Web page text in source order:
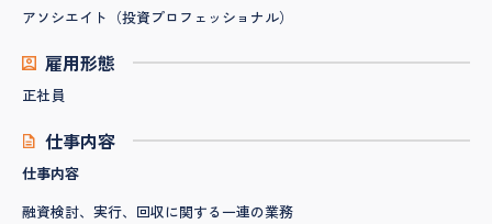
アソシエイト（投資プロフェッショナル）
雇用形態
正社員
仕事内容
仕事内容
融資検討、実行、回収に関する一連の業務